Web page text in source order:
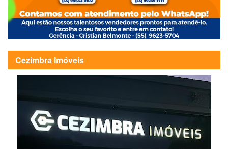
Cezimbra Imóveis